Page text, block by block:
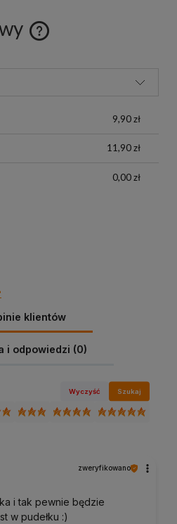
9,90 zł
11,90 zł
0,00 zł
klientów
i odpowiedzi (0)
Wyczyść Szukaj
zweryfikowano
i tak pewnie będzie
w pudełku :)